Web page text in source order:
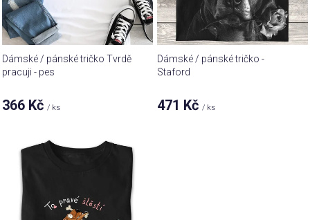
ů
o
d
u
k
ů
Dámské / pánské tričko Tvrdě
pracuji - pes
366 Kč/ ks
Dámské / pánské tričko -
Staford
471 Kč/ ks